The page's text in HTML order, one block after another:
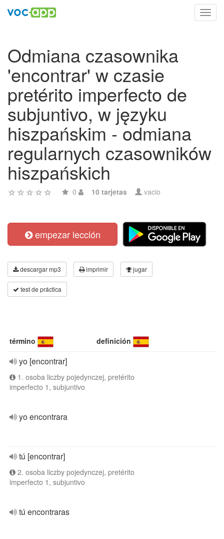
Odmiana czasownika
'encontrar' w czasie
pretérito imperfecto de
subjuntivo, w języku
hiszpańskim - odmiana
regularnych czasowników
hiszpańskich
0 10 tarjetas vacio
empezar lección
descargar mp3 imprimir jugar
test de práctica
término definición
yo [encontrar]
1. osoba liczby pojedynczej, pretérito
imperfecto 1, subjuntivo
yo encontrara
tú [encontrar]
2. osoba liczby pojedynczej, pretérito
imperfecto 1, subjuntivo
tú encontraras